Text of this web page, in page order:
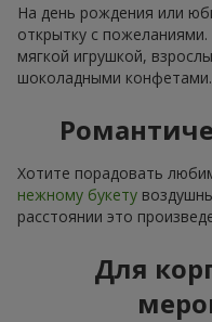
На день рождения или
открытку с пожеланиями.
мягкой игрушкой,
шоколадными конфетами.
Хотите порадовать
нежному букету
расстоянии это
Для